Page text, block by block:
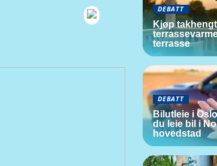
DEBATT
Kjøp takhengt
terrasse
DEBATT
Bilutleie i
du leie bil i
hovedstad